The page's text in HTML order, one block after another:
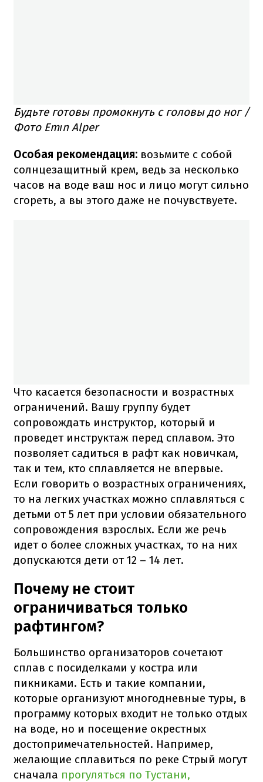
Будьте готовы промокнуть с головы до ног /
Фото Emın Alper
Особая рекомендация: возьмите с собой
солнцезащитный крем, ведь за несколько
часов на воде ваш нос и лицо могут сильно
сгореть, а вы этого даже не почувствуете.
Что касается безопасности и возрастных
ограничений. Вашу группу будет
сопровождать инструктор, который и
проведет инструктаж перед сплавом. Это
позволяет садиться в рафт как новичкам,
так и тем, кто сплавляется не впервые.
Если говорить о возрастных ограничениях,
то на легких участках можно сплавляться с
детьми от 5 лет при условии обязательного
сопровождения взрослых. Если же речь
идет о более сложных участках, то на них
допускаются дети от 12 – 14 лет.
Почему не стоит
ограничиваться только
рафтингом?
Большинство организаторов сочетают
сплав с посиделками у костра или
пикниками. Есть и такие компании,
которые организуют многодневные туры, в
программу которых входит не только отдых
на воде, но и посещение окрестных
достопримечательностей. Например,
желающие сплавиться по реке Стрый могут
сначала прогуляться по Тустани,